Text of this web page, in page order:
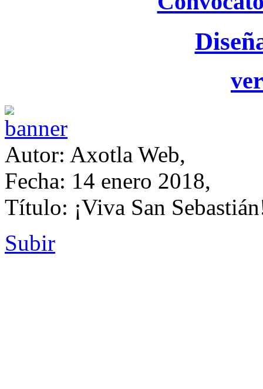
Autor: Axotla Web,
Fecha: 14 enero 2018,
Título: ¡Viva San
Subir